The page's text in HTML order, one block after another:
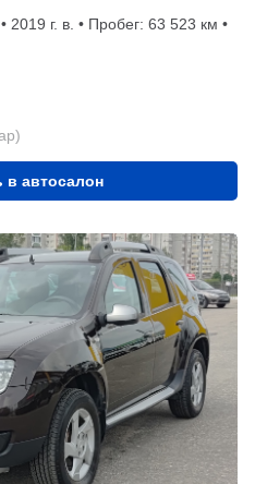
г. в. • Пробег: 63 523 км •
в автосалон